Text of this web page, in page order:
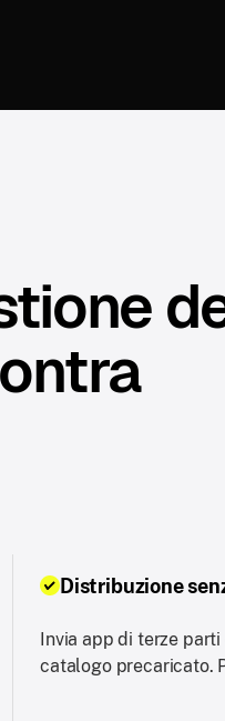
Distribuzione
Invia app di terze
catalogo precaricato.